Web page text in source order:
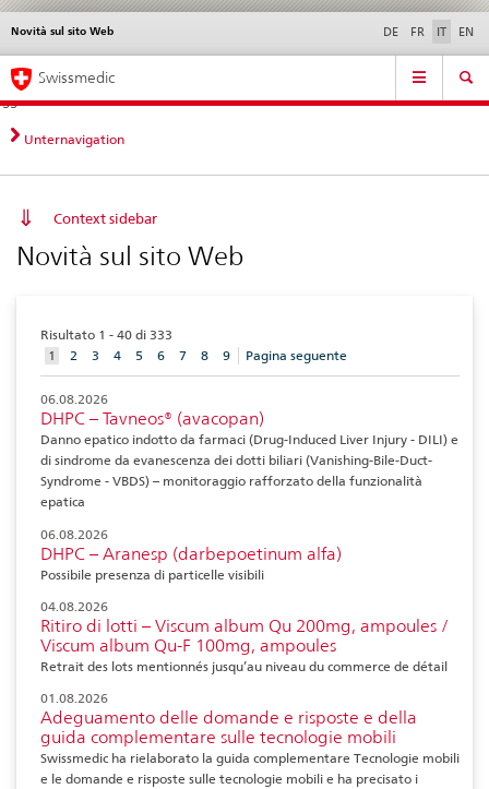
Navigazione
diretta:
novità,
aspetti
contatto
Novità &
norme
Contatto | Supporto &
aiuto
Novità sul sito Web DE FR IT EN
Service
Navigation
Swissmedic
Unternavigation
Context sidebar
Novità sul sito Web
Risultato 1 - 40 di 333
1 aktuelles
Element
2 3 4 5 6 7 8 9 Pagina seguente
06.08.2026
DHPC – Tavneos® (avacopan)
Danno epatico indotto da farmaci (Drug-Induced Liver Injury - DILI) e
di sindrome da evanescenza dei dotti biliari (Vanishing-Bile-Duct-
Syndrome - VBDS) – monitoraggio rafforzato della funzionalità
epatica
06.08.2026
DHPC – Aranesp (darbepoetinum alfa)
Possibile presenza di particelle visibili
04.08.2026
Ritiro di lotti – Viscum album Qu 200mg, ampoules /
Viscum album Qu-F 100mg, ampoules
Retrait des lots mentionnés jusqu’au niveau du commerce de détail
01.08.2026
Adeguamento delle domande e risposte e della
guida complementare sulle tecnologie mobili
Swissmedic ha rielaborato la guida complementare Tecnologie mobili
e le domande e risposte sulle tecnologie mobili e ha precisato i